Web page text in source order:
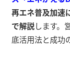
再エネ普及加速
で解説します。
底活用法と成功